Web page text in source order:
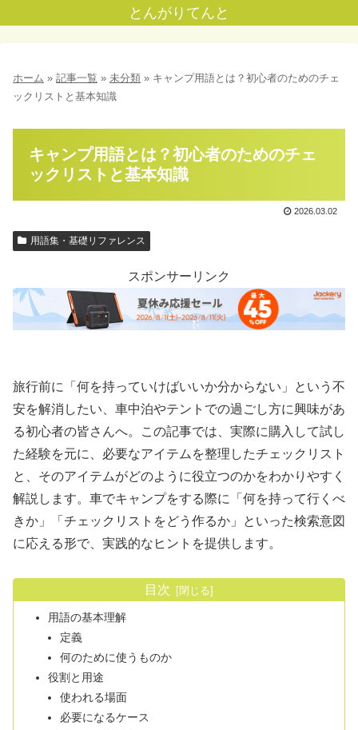
とんがりてんと
ホーム » 記事一覧 » 未分類 » キャンプ用語とは？初心者のためのチェ
ックリストと基本知識
キャンプ用語とは？初心者のためのチェ
ックリストと基本知識
2026.03.02
用語集・基礎リファレンス
スポンサーリンク
旅行前に「何を持っていけばいいか分からない」という不
安を解消したい、車中泊やテントでの過ごし方に興味があ
る初心者の皆さんへ。この記事では、実際に購入して試し
た経験を元に、必要なアイテムを整理したチェックリスト
と、そのアイテムがどのように役立つのかをわかりやすく
解説します。車でキャンプをする際に「何を持って行くべ
きか」「チェックリストをどう作るか」といった検索意図
に応える形で、実践的なヒントを提供します。
目次
用語の基本理解
定義
何のために使うものか
役割と用途
使われる場面
必要になるケース